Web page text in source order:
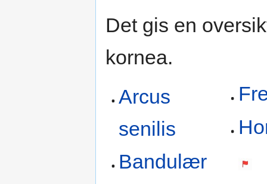
Det gis en
kornea.
Arcus
senilis
Bandulær